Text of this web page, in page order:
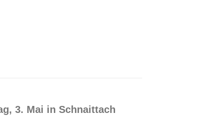
3. Mai in Schnaittach